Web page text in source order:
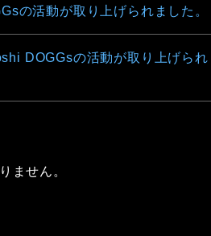
の活動が取り上げられました。
DOGGsの活動が取り上げられ
ません。